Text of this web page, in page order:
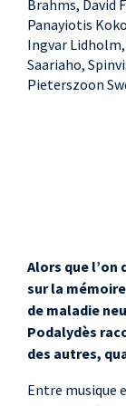
Brahms, David
Panayiotis
Ingvar
Saariaho,
Pieterszoon
Alors que l’on
sur la
de maladie
Podalydès
des autres,
Entre musique